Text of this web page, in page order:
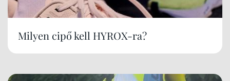
Milyen cipő kell HYROX-ra?